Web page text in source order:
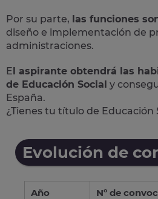
Por su parte, las funciones
diseño e implementación de
administraciones.
El aspirante obtendrá las
de Educación Social y
España.
¿Tienes tu título de Educación
Evolución de
Año Nº de